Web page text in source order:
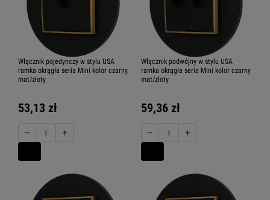
Włącznik pojedynczy w stylu USA
ramka okrągła seria Mini kolor czarny
mat/złoty
53,13 zł
− +
Włącznik podwójny w stylu USA
ramka okrągła seria Mini kolor czarny
mat/złoty
59,36 zł
− +